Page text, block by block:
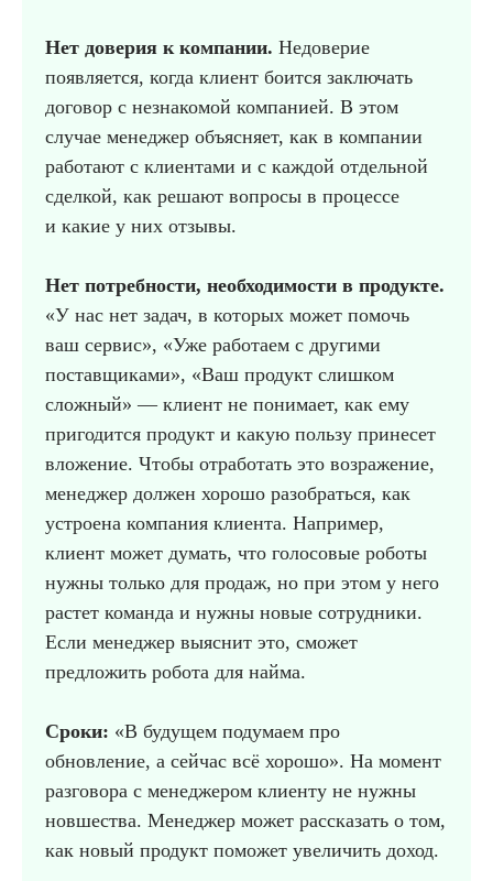
Нет доверия к компании. Недоверие
появляется, когда клиент боится заключать
договор с незнакомой компанией. В этом
случае менеджер объясняет, как в компании
работают с клиентами и с каждой отдельной
сделкой, как решают вопросы в процессе
и какие у них отзывы.
Нет потребности, необходимости в продукте.
«У нас нет задач, в которых может помочь
ваш сервис», «Уже работаем с другими
поставщиками», «Ваш продукт слишком
сложный» — клиент не понимает, как ему
пригодится продукт и какую пользу принесет
вложение. Чтобы отработать это возражение,
менеджер должен хорошо разобраться, как
устроена компания клиента. Например,
клиент может думать, что голосовые роботы
нужны только для продаж, но при этом у него
растет команда и нужны новые сотрудники.
Если менеджер выяснит это, сможет
предложить робота для найма.
Сроки: «В будущем подумаем про
обновление, а сейчас всё хорошо». На момент
разговора с менеджером клиенту не нужны
новшества. Менеджер может рассказать о том,
как новый продукт поможет увеличить доход.